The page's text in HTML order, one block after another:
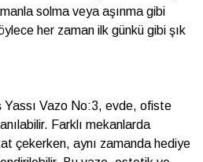
solma veya aşınma gibi
her zaman ilk günkü gibi şık
Yassı Vazo No:3, evde, ofiste
Farklı mekanlarda
çekerken, aynı zamanda hediye